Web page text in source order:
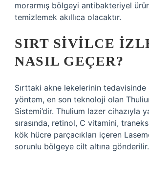
morarmış bölgeyi antibakteriyel
temizlemek akıllıca olacaktır.
SIRT SIVILCE
NASIL GEÇER?
Sırttaki akne lekelerinin tedavisinde
yöntem, en son teknoloji olan
Sistemi’dir. Thulium lazer cihazıyla
sırasında, retinol, C vitamini,
kök hücre parçacıkları içeren
sorunlu bölgeye cilt altına gönderilir.